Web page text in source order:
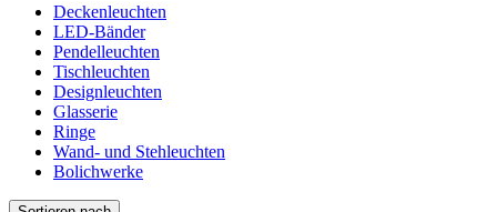
Deckenleuchten
LED-Bänder
Pendelleuchten
Tischleuchten
Designleuchten
Glasserie
Ringe
Wand- und Stehleuchten
Bolichwerke